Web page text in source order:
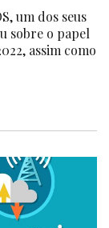
um dos seus
sobre o papel
assim como